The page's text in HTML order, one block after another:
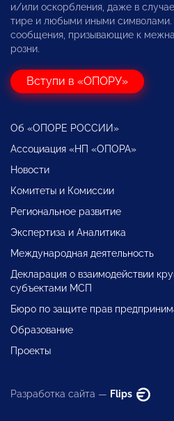
и/или оскорбления, даже в
тире и любыми иными символами.
сообщения, призывающие к
розни.
Вступи в «ОПОРУ»
Об «ОПОРЕ РОССИИ»
Ассоциация «НП «ОПОРА»
Новости
Комитеты и Комиссии
Региональное развитие
Экспертиза и Аналитика
Международная деятельность
Декларация о взаимодействии
субъектами МСП
Бюро по защите прав
Образование
Проекты
Разработка сайта — Flips